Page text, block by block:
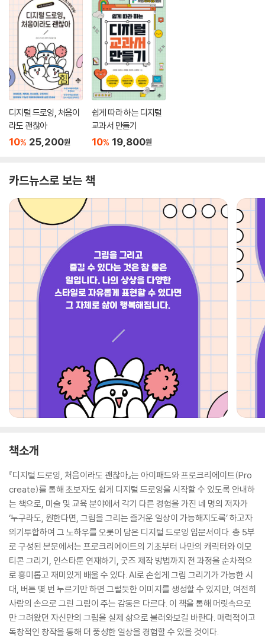
디지털 드로잉, 처음이
라도 괜찮아
10% 25,200원
쉽게 따라 하는 디지털
교과서 만들기
10% 19,800원
카드뉴스로 보는 책
책소개
『디지털 드로잉, 처음이라도 괜찮아』는 아이패드와 프로크리에이트(Pro
create)를 통해 초보자도 쉽게 디지털 드로잉을 시작할 수 있도록 안내하
는 책으로, 미술 및 교육 분야에서 각기 다른 경험을 가진 네 명의 저자가
‘누구라도, 원한다면, 그림을 그리는 즐거운 일상이 가능해지도록’ 하고자
의기투합하여 그 노하우를 오롯이 담은 디지털 드로잉 입문서이다. 총 5부
로 구성된 본문에서는 프로크리에이트의 기초부터 나만의 캐릭터와 이모
티콘 그리기, 인스타툰 연재하기, 굿즈 제작 방법까지 전 과정을 순차적으
로 흥미롭고 재미있게 배울 수 있다. AI로 손쉽게 그림 그리기가 가능한 시
대, 버튼 몇 번 누르기만 하면 그럴듯한 이미지를 생성할 수 있지만, 여전히
사람의 손으로 그린 그림이 주는 감동은 다르다. 이 책을 통해 머릿속으로
만 그려왔던 자신만의 그림을 실제 삶으로 불러와보길 바란다. 매력적이고
독창적인 창작을 통해 더 풍성한 일상을 경험할 수 있을 것이다.